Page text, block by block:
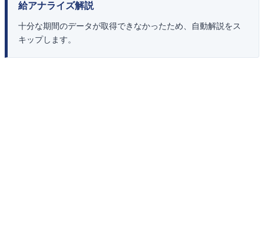
給アナライズ解説
十分な期間のデータが取得できなかったため、自動解説をス
キップします。